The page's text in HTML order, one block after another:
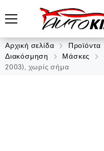
Αρχική σελίδα Προϊόντα
Διακόσμηση
Μάσκες
2003), χωρίς σήμα